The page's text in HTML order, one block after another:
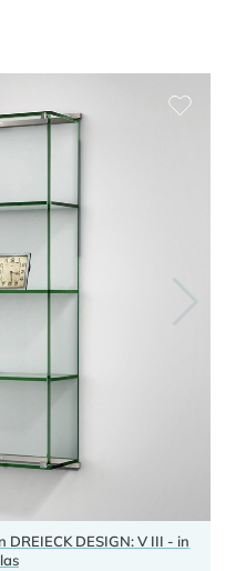
DESIGN: V III - in